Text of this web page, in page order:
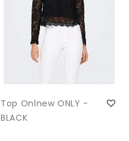
Top Onlnew ONLY -
BLACK